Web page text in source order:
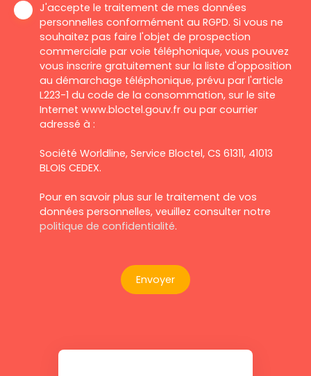
J'accepte le traitement de mes données
personnelles conformément au RGPD. Si vous ne
souhaitez pas faire l'objet de prospection
commerciale par voie téléphonique, vous pouvez
vous inscrire gratuitement sur la liste d'opposition
au démarchage téléphonique, prévu par l'article
L223-1 du code de la consommation, sur le site
Internet www.bloctel.gouv.fr ou par courrier
adressé à :
Société Worldline, Service Bloctel, CS 61311, 41013
BLOIS CEDEX.
Pour en savoir plus sur le traitement de vos
données personnelles, veuillez consulter notre
politique de confidentialité.
Envoyer